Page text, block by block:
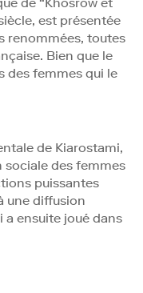
est présentée
renommées, toutes
Bien que le
des femmes qui le
de Kiarostami,
sociale des femmes
puissantes
une diffusion
a ensuite joué dans